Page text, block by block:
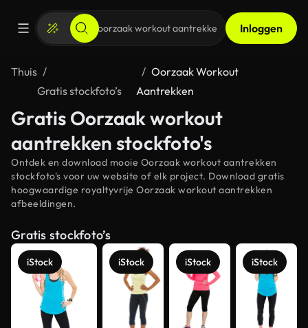
Inloggen
Thuis
Gratis stockfoto’s
Oorzaak Workout
Aantrekken
Gratis Oorzaak workout
aantrekken stockfoto's
Ontdek en download mooie Oorzaak workout aantrekken
stockfoto's voor uw website of elk project. Download gratis
hoogwaardige royaltyvrije Oorzaak workout aantrekken
afbeeldingen.
Gratis stockfoto’s
iStock iStock iStock iStock